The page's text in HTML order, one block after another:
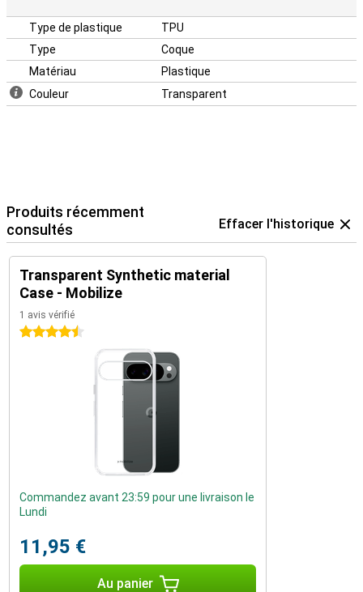
Type de plastique
TPU
Type
Coque
Matériau
Plastique
Couleur
Transparent
Produits récemment
consultés
Effacer l'historique
Transparent Synthetic material
Case - Mobilize
1 avis vérifié
4.5 étoiles
Commandez avant 23:59 pour une livraison le
Lundi
11,95 €
Au panier